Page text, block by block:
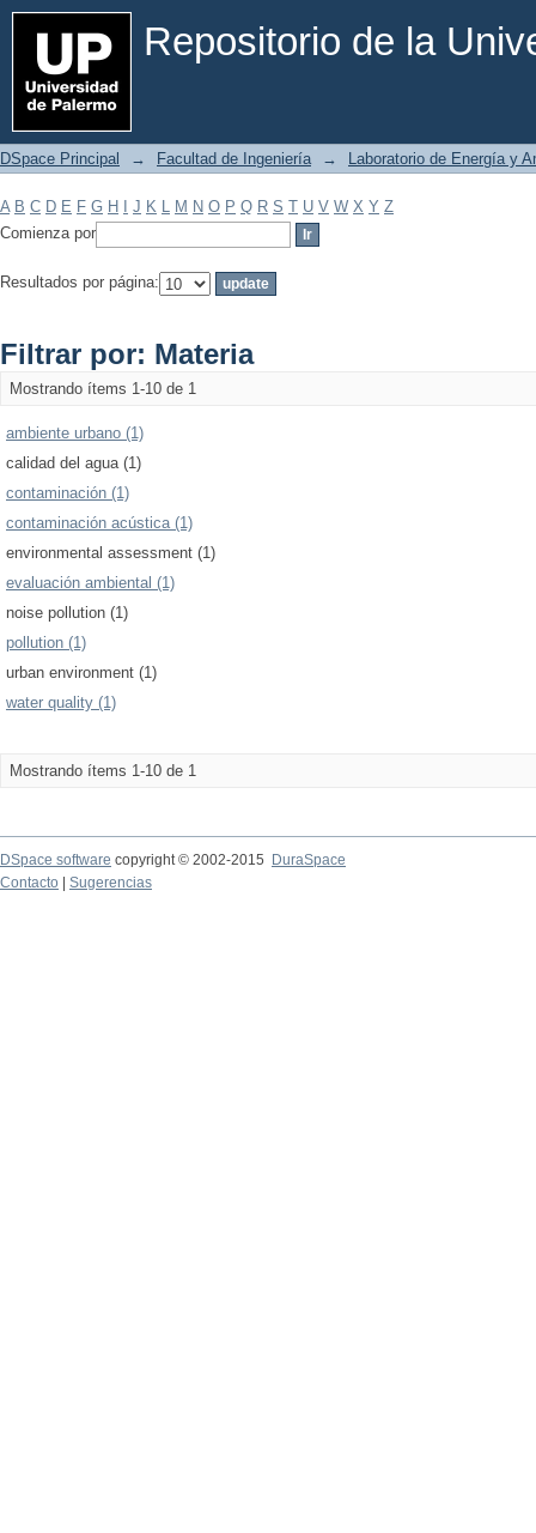
Repositorio de la
Filtrar por: Materia
DSpace Principal → Facultad de Ingeniería → Laboratorio de Energía y
A B C D E F G H J K L M N O P Q R S T U V W X Y Z
Comienza por
Resultados por página:
Filtrar por: Materia
Mostrando ítems 1-10 de 1
ambiente urbano (1)
calidad del agua (1)
contaminación (1)
contaminación acústica (1)
environmental assessment (1)
evaluación ambiental (1)
noise pollution (1)
pollution (1)
urban environment (1)
water quality (1)
Mostrando ítems 1-10 de 1
DSpace software copyright © 2002-2015
DuraSpace
Contacto
Sugerencias